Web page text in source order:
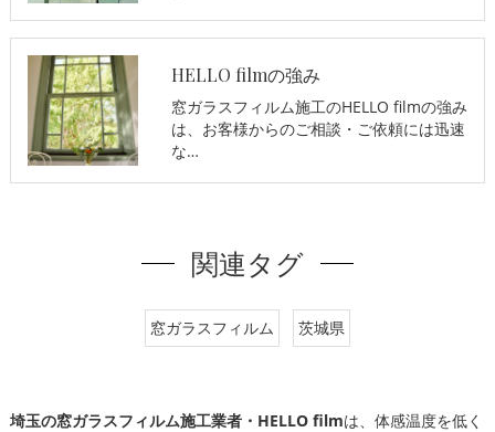
HELLO filmの強み
窓ガラスフィルム施工のHELLO filmの強み
は、お客様からのご相談・ご依頼には迅速
な…
関連タグ
窓ガラスフィルム 茨城県
埼玉の窓ガラスフィルム施工業者・HELLO filmは、体感温度を低く